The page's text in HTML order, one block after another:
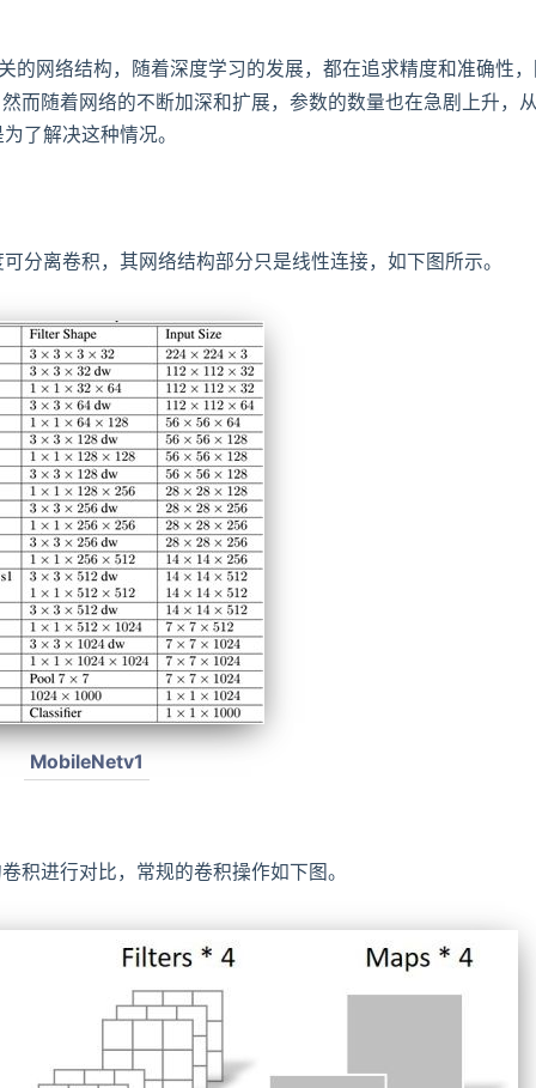
的网络结构，随着深度学习的发展，都在追求精度和准确性
而随着网络的不断加深和扩展，参数的数量也在急剧上升，
了解决这种情况。
分离卷积，其网络结构部分只是线性连接，如下图所示。
MobileNetv1
积进行对比，常规的卷积操作如下图。